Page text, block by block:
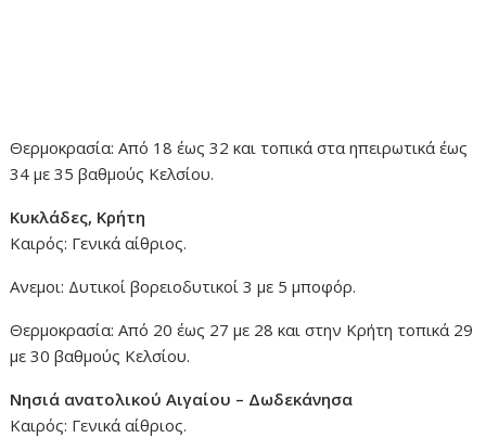
Θερμοκρασία: Από 18 έως 32 και τοπικά στα ηπειρωτικά έως
34 με 35 βαθμούς Κελσίου.
Κυκλάδες, Κρήτη
Καιρός: Γενικά αίθριος.
Ανεμοι: Δυτικοί βορειοδυτικοί 3 με 5 μποφόρ.
Θερμοκρασία: Από 20 έως 27 με 28 και στην Κρήτη τοπικά 29
με 30 βαθμούς Κελσίου.
Νησιά ανατολικού Αιγαίου – Δωδεκάνησα
Καιρός: Γενικά αίθριος.